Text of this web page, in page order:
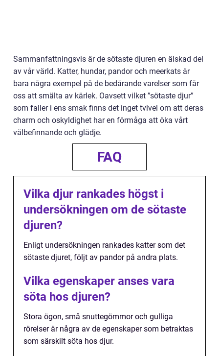
Sammanfattningsvis är de sötaste djuren en älskad del
av vår värld. Katter, hundar, pandor och meerkats är
bara några exempel på de bedårande varelser som får
oss att smälta av kärlek. Oavsett vilket ”sötaste djur”
som faller i ens smak finns det inget tvivel om att deras
charm och oskyldighet har en förmåga att öka vårt
välbefinnande och glädje.
FAQ
Vilka djur rankades högst i
undersökningen om de sötaste
djuren?
Enligt undersökningen rankades katter som det
sötaste djuret, följt av pandor på andra plats.
Vilka egenskaper anses vara
söta hos djuren?
Stora ögon, små snuttegömmor och gulliga
rörelser är några av de egenskaper som betraktas
som särskilt söta hos djur.